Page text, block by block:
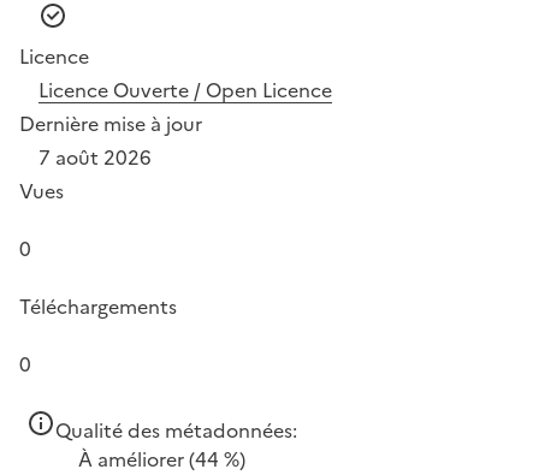
Licence
Licence Ouverte / Open Licence
Dernière mise à jour
7 août 2026
Vues
0
Téléchargements
0
Qualité des métadonnées:
À améliorer(44 %)